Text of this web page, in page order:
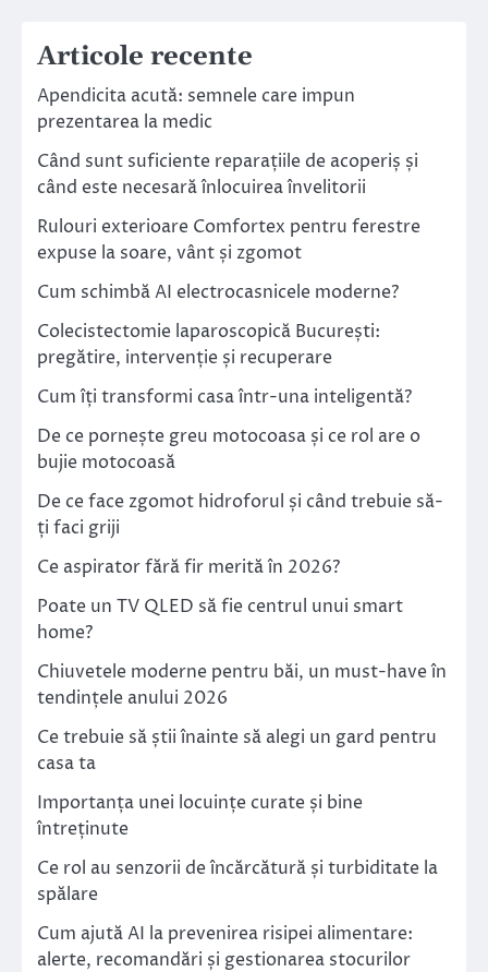
Articole recente
Apendicita acută: semnele care impun
prezentarea la medic
Când sunt suficiente reparațiile de acoperiș și
când este necesară înlocuirea învelitorii
Rulouri exterioare Comfortex pentru ferestre
expuse la soare, vânt și zgomot
Cum schimbă AI electrocasnicele moderne?
Colecistectomie laparoscopică București:
pregătire, intervenție și recuperare
Cum îți transformi casa într-una inteligentă?
De ce pornește greu motocoasa și ce rol are o
bujie motocoasă
De ce face zgomot hidroforul și când trebuie să-
ți faci griji
Ce aspirator fără fir merită în 2026?
Poate un TV QLED să fie centrul unui smart
home?
Chiuvetele moderne pentru băi, un must-have în
tendințele anului 2026
Ce trebuie să știi înainte să alegi un gard pentru
casa ta
Importanța unei locuințe curate și bine
întreținute
Ce rol au senzorii de încărcătură și turbiditate la
spălare
Cum ajută AI la prevenirea risipei alimentare:
alerte, recomandări și gestionarea stocurilor